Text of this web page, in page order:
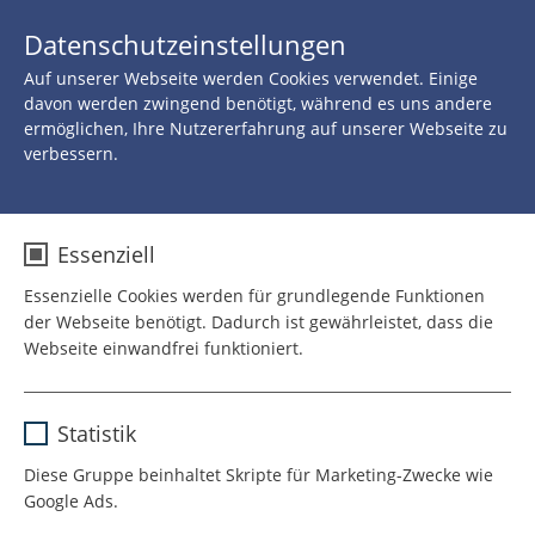
Zurück zu allen Neuigkeiten
25.JANUAR 2021
Aktuelle Studie belegt:
Klinikclowns fördern die
Gesundheit von Kindern
im Krankenhaus
Lachen ist die beste Medizin!
Datenschutzeinstellungen
Auf unserer Webseite werden Cookies verwendet. Einige
davon werden zwingend benötigt, während es uns andere
ermöglichen, Ihre Nutzererfahrung auf unserer Webseite zu
verbessern.
Essenziell
Essenzielle Cookies werden für grundlegende Funktionen
der Webseite benötigt. Dadurch ist gewährleistet, dass die
Webseite einwandfrei funktioniert.
Laufzeit
Statistik
Diese Gruppe beinhaltet Skripte für Marketing-Zwecke wie
Google Ads.